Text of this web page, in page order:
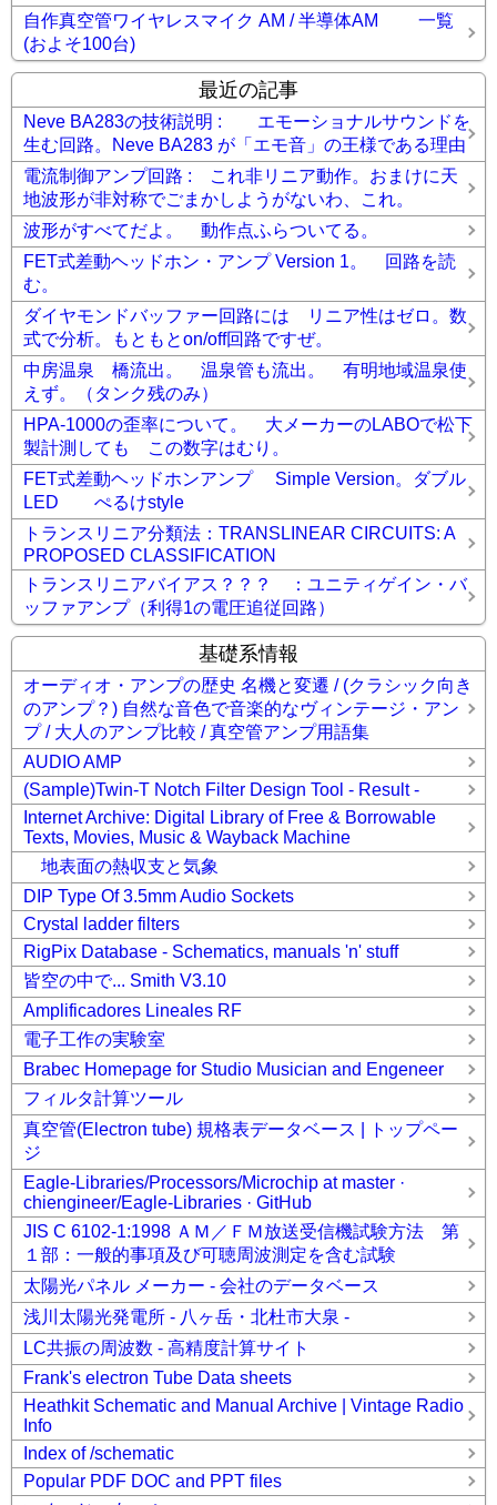
自作真空管ワイヤレスマイク AM / 半導体AM 一覧
(およそ100台)
最近の記事
Neve BA283の技術説明 : エモーショナルサウンドを
生む回路。Neve BA283 が「エモ音」の王様である理由
電流制御アンプ回路 : これ非リニア動作。おまけに天
地波形が非対称でごまかしようがないわ、これ。
波形がすべてだよ。 動作点ふらついてる。
FET式差動ヘッドホン・アンプ Version 1。 回路を読
む。
ダイヤモンドバッファー回路には リニア性はゼロ。数
式で分析。もともとon/off回路ですぜ。
中房温泉 橋流出。 温泉管も流出。 有明地域温泉使
えず。（タンク残のみ）
HPA-1000の歪率について。 大メーカーのLABOで松下
製計測しても この数字はむり。
FET式差動ヘッドホンアンプ Simple Version。ダブル
LED ぺるけstyle
トランスリニア分類法：TRANSLINEAR CIRCUITS: A
PROPOSED CLASSIFICATION
トランスリニアバイアス？？？ ：ユニティゲイン・バ
ッファアンプ（利得1の電圧追従回路）
基礎系情報
オーディオ・アンプの歴史 名機と変遷 / (クラシック向き
のアンプ？) 自然な音色で音楽的なヴィンテージ・アン
プ / 大人のアンプ比較 / 真空管アンプ用語集
AUDIO AMP
(Sample)Twin-T Notch Filter Design Tool - Result -
Internet Archive: Digital Library of Free & Borrowable
Texts, Movies, Music & Wayback Machine
地表面の熱収支と気象
DIP Type Of 3.5mm Audio Sockets
Crystal ladder filters
RigPix Database - Schematics, manuals 'n' stuff
皆空の中で... Smith V3.10
Amplificadores Lineales RF
電子工作の実験室
Brabec Homepage for Studio Musician and Engeneer
フィルタ計算ツール
真空管(Electron tube) 規格表データベース | トップペー
ジ
Eagle-Libraries/Processors/Microchip at master ·
chiengineer/Eagle-Libraries · GitHub
JIS C 6102-1:1998 ＡＭ／ＦＭ放送受信機試験方法 第
１部：一般的事項及び可聴周波測定を含む試験
太陽光パネル メーカー - 会社のデータベース
浅川太陽光発電所 - 八ヶ岳・北杜市大泉 -
LC共振の周波数 - 高精度計算サイト
Frank's electron Tube Data sheets
Heathkit Schematic and Manual Archive | Vintage Radio
Info
Index of /schematic
Popular PDF DOC and PPT files